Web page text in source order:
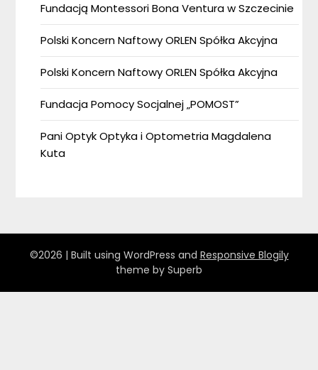
Fundacją Montessori Bona Ventura w Szczecinie
Polski Koncern Naftowy ORLEN Spółka Akcyjna
Polski Koncern Naftowy ORLEN Spółka Akcyjna
Fundacja Pomocy Socjalnej „POMOST”
Pani Optyk Optyka i Optometria Magdalena
Kuta
©2026 | Built using WordPress and Responsive Blogily
theme by Superb